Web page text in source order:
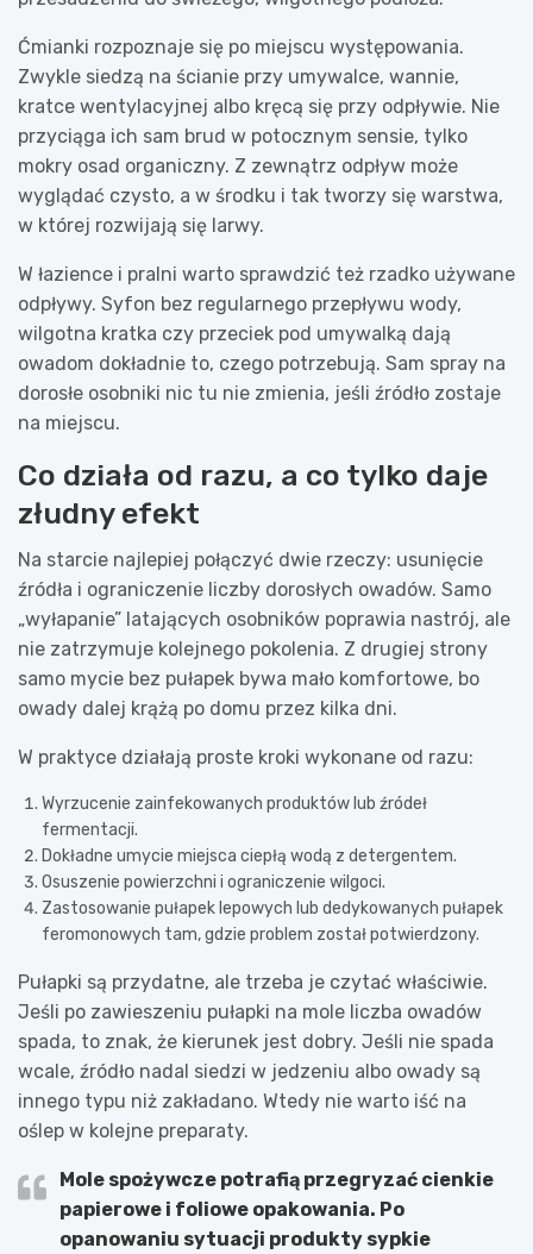
Ćmianki rozpoznaje się po miejscu występowania.
Zwykle siedzą na ścianie przy umywalce, wannie,
kratce wentylacyjnej albo kręcą się przy odpływie. Nie
przyciąga ich sam brud w potocznym sensie, tylko
mokry osad organiczny. Z zewnątrz odpływ może
wyglądać czysto, a w środku i tak tworzy się warstwa,
w której rozwijają się larwy.
W łazience i pralni warto sprawdzić też rzadko używane
odpływy. Syfon bez regularnego przepływu wody,
wilgotna kratka czy przeciek pod umywalką dają
owadom dokładnie to, czego potrzebują. Sam spray na
dorosłe osobniki nic tu nie zmienia, jeśli źródło zostaje
na miejscu.
Co działa od razu, a co tylko daje
złudny efekt
Na starcie najlepiej połączyć dwie rzeczy: usunięcie
źródła i ograniczenie liczby dorosłych owadów. Samo
„wyłapanie” latających osobników poprawia nastrój, ale
nie zatrzymuje kolejnego pokolenia. Z drugiej strony
samo mycie bez pułapek bywa mało komfortowe, bo
owady dalej krążą po domu przez kilka dni.
W praktyce działają proste kroki wykonane od razu:
Wyrzucenie zainfekowanych produktów lub źródeł
fermentacji.
Dokładne umycie miejsca ciepłą wodą z detergentem.
Osuszenie powierzchni i ograniczenie wilgoci.
Zastosowanie pułapek lepowych lub dedykowanych pułapek
feromonowych tam, gdzie problem został potwierdzony.
Pułapki są przydatne, ale trzeba je czytać właściwie.
Jeśli po zawieszeniu pułapki na mole liczba owadów
spada, to znak, że kierunek jest dobry. Jeśli nie spada
wcale, źródło nadal siedzi w jedzeniu albo owady są
innego typu niż zakładano. Wtedy nie warto iść na
oślep w kolejne preparaty.
Mole spożywcze potrafią przegryzać cienkie
papierowe i foliowe opakowania. Po
opanowaniu sytuacji produkty sypkie